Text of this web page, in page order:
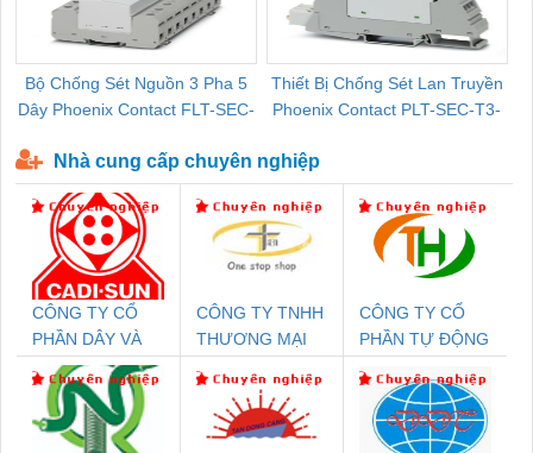
Bộ Chống Sét Nguồn 3 Pha 5
Dây Phoenix Contact FLT-SEC-
Thiết Bị Chống Sét Lan Truyền
Phoenix Contact PLT-SEC-T3-
Nhà cung cấp chuyên nghiệp
CÔNG TY CỔ
PHẦN DÂY VÀ
CÁP ĐIỆN
THƯỢNG ĐÌNH
CÔNG TY TNHH
THƯƠNG MẠI
NAM
CÔNG TY CỔ
PHẦN TỰ ĐỘNG